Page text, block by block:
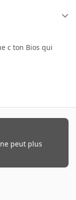
c ton Bios qui
peut plus